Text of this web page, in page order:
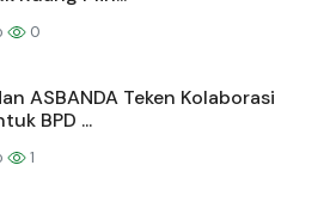
0
ASBANDA Teken Kolaborasi
BPD ...
1